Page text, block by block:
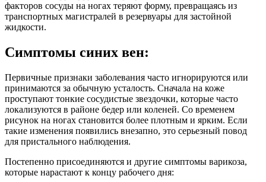
факторов сосуды на ногах теряют форму, превращаясь из
транспортных магистралей в резервуары для застойной
жидкости.
Симптомы синих вен:
Первичные признаки заболевания часто игнорируются или
принимаются за обычную усталость. Сначала на коже
проступают тонкие сосудистые звездочки, которые часто
локализуются в районе бедер или коленей. Со временем
рисунок на ногах становится более плотным и ярким. Если
такие изменения появились внезапно, это серьезный повод
для пристального наблюдения.
Постепенно присоединяются и другие симптомы варикоза,
которые нарастают к концу рабочего дня: